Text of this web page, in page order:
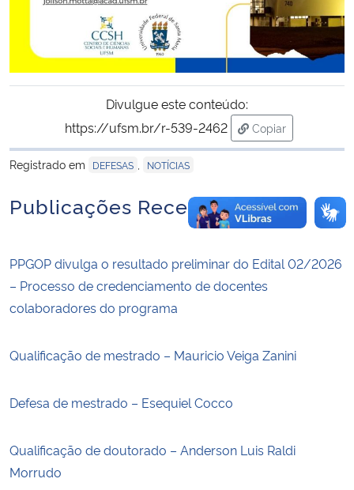
Banco Central do Brasil
Planalto
Divulgue este conteúdo:
https://ufsm.br/r-539-2462
Copiar
para área de
Registrado em
DEFESAS NOTÍCIAS
Publicações Recentes
PPGOP divulga o resultado preliminar do Edital 02/2026
– Processo de credenciamento de docentes
colaboradores do programa
Qualificação de mestrado – Mauricio Veiga Zanini
Defesa de mestrado – Esequiel Cocco
Qualificação de doutorado – Anderson Luis Raldi
Morrudo